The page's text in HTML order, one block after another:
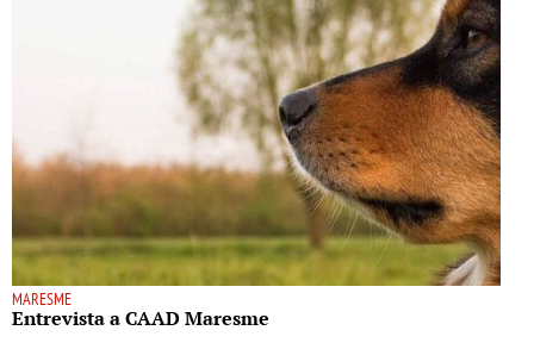
MARESME
Entrevista a CAAD Maresme